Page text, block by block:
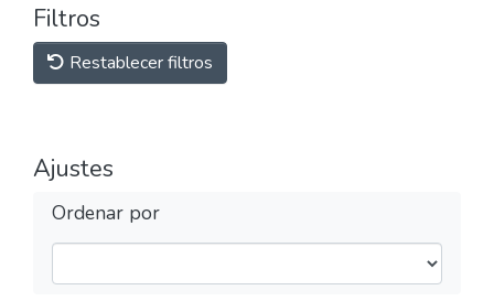
Filtros
Restablecer filtros
Ajustes
Ordenar por